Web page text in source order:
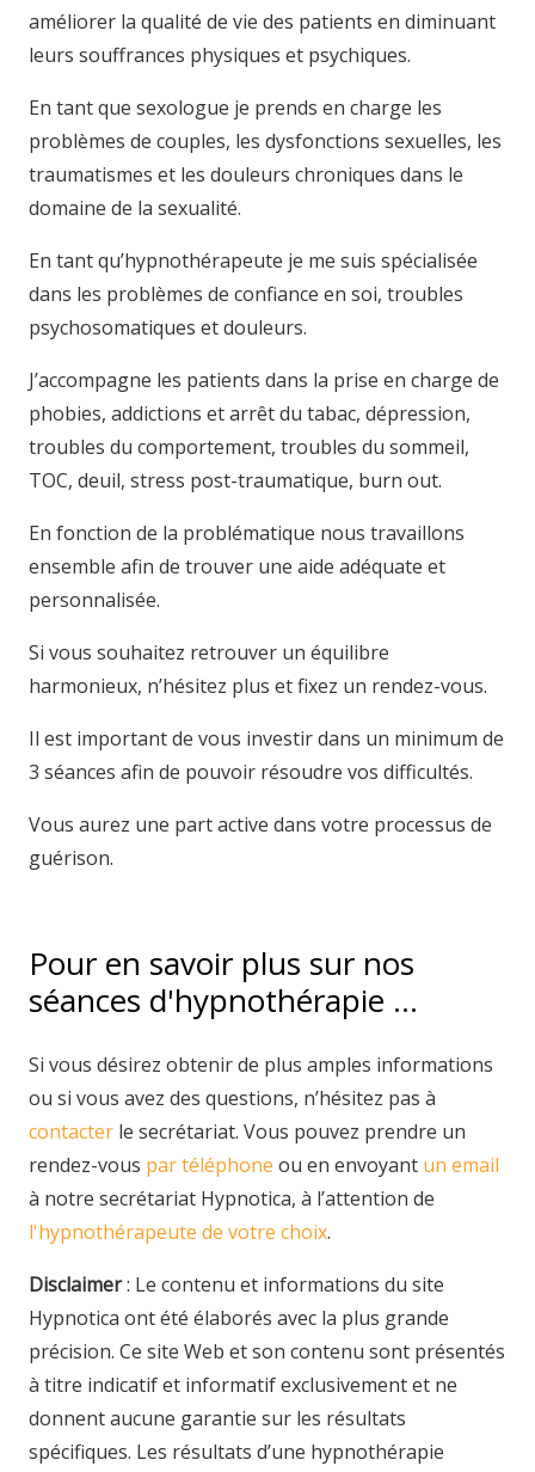
améliorer la qualité de vie des patients en diminuant
leurs souffrances physiques et psychiques.
En tant que sexologue je prends en charge les
problèmes de couples, les dysfonctions sexuelles, les
traumatismes et les douleurs chroniques dans le
domaine de la sexualité.
En tant qu’hypnothérapeute je me suis spécialisée
dans les problèmes de confiance en soi, troubles
psychosomatiques et douleurs.
J’accompagne les patients dans la prise en charge de
phobies, addictions et arrêt du tabac, dépression,
troubles du comportement, troubles du sommeil,
TOC, deuil, stress post-traumatique, burn out.
En fonction de la problématique nous travaillons
ensemble afin de trouver une aide adéquate et
personnalisée.
Si vous souhaitez retrouver un équilibre
harmonieux, n’hésitez plus et fixez un rendez-vous.
Il est important de vous investir dans un minimum de
3 séances afin de pouvoir résoudre vos difficultés.
Vous aurez une part active dans votre processus de
guérison.
Pour en savoir plus sur nos
séances d'hypnothérapie …
Si vous désirez obtenir de plus amples informations
ou si vous avez des questions, n’hésitez pas à
contacter le secrétariat. Vous pouvez prendre un
rendez-vous par téléphone ou en envoyant un email
à notre secrétariat Hypnotica, à l’attention de
l'hypnothérapeute de votre choix.
Disclaimer: Le contenu et informations du site
Hypnotica ont été élaborés avec la plus grande
précision. Ce site Web et son contenu sont présentés
à titre indicatif et informatif exclusivement et ne
donnent aucune garantie sur les résultats
spécifiques. Les résultats d’une hypnothérapie